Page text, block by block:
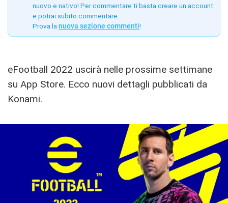
nuovo e nativo! Per commentare ti basta creare un account
e potrai subito commentare.
Prova la nuova sezione commenti!
eFootball 2022 uscirà nelle prossime settimane
su App Store. Ecco nuovi dettagli pubblicati da
Konami.